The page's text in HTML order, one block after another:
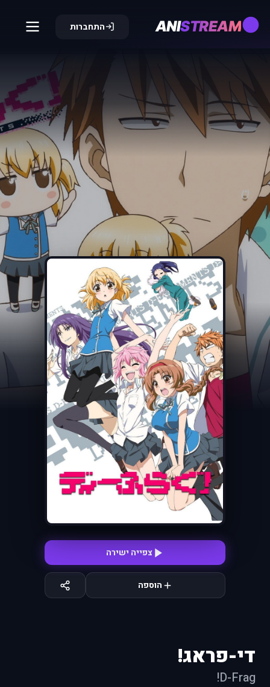
ANISTREAM התחברות
צפייה ישירה
הוספה
די-פראג!
D-Frag!